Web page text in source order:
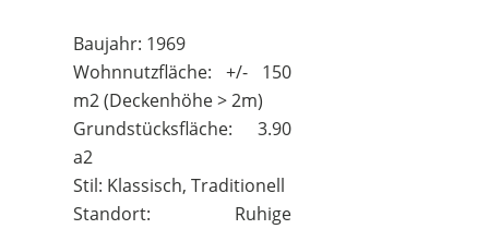
Baujahr: 1969
Wohnnutzfläche: +/- 150
m2 (Deckenhöhe > 2m)
Grundstücksfläche: 3.90
a2
Stil: Klassisch, Traditionell
Standort: Ruhige